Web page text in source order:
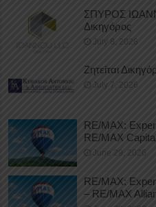
ΣΠΥΡΟΣ
Δικηγόρος
July 8, 2026
Ζητείται
July 7, 2026
RE/MAX:
RE/MAX
June 29, 2026
RE/MAX:
– RE/MAX